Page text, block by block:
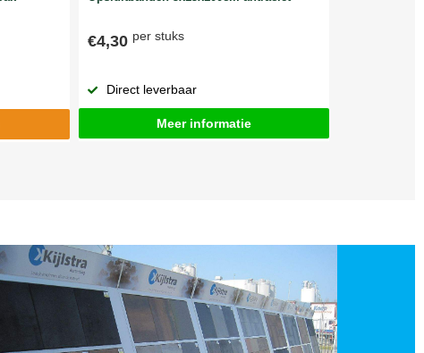
€4,30 per stuks
Direct leverbaar
Meer informatie